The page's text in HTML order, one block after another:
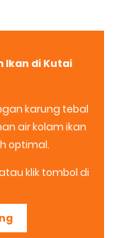
Ikan di Kutai
karung tebal
air kolam ikan
optimal.
klik tombol di